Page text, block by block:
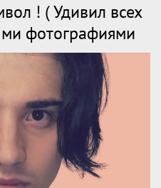
! ( Удивил всех
фотографиями